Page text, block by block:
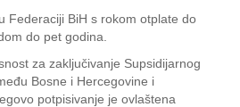
Federaciji BiH s rokom otplate do
do pet godina.
za zaključivanje Supsidijarnog
Bosne i Hercegovine i
potpisivanje je ovlaštena